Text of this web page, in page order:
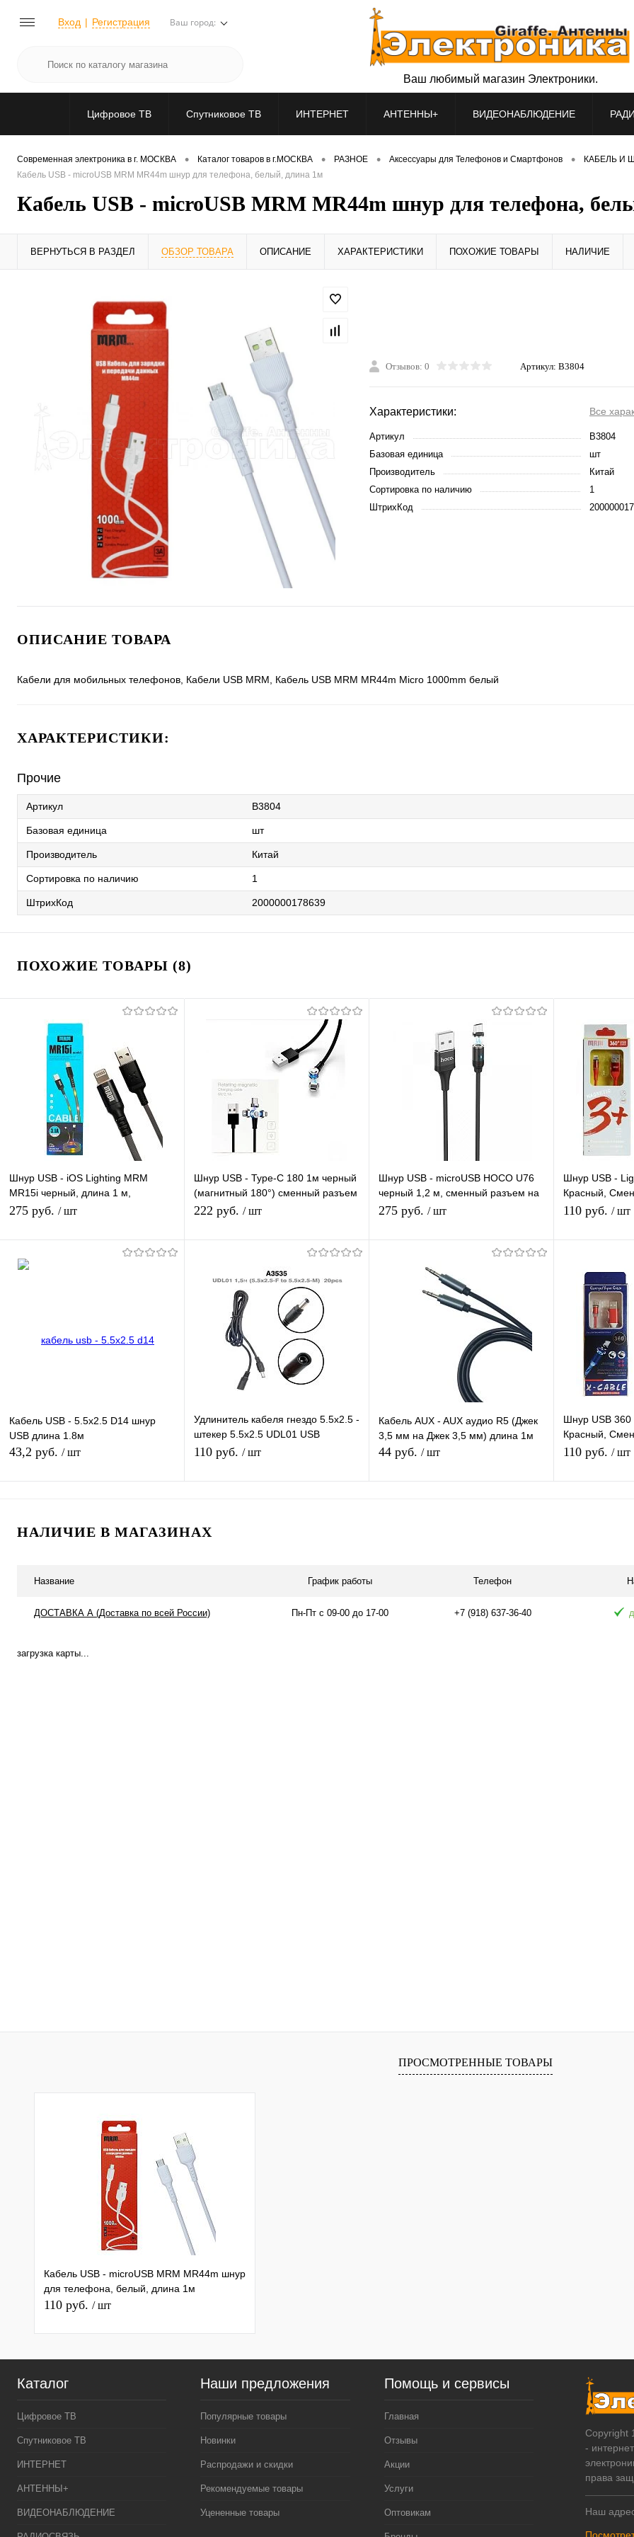
Вход Регистрация Ваш город:
Ваш любимый магазин Электроники.
Цифровое ТВ Спутниковое ТВ ИНТЕРНЕТ АНТЕННЫ+ ВИДЕОНАБЛЮДЕНИЕ
Современная электроника в г. МОСКВА • Каталог товаров в г.МОСКВА • РАЗНОЕ • Аксессуары для Телефонов и Смартфонов • КАБЕЛЬ И
Кабель USB - microUSB MRM MR44m шнур для телефона, белый, длина 1м
Кабель USB - microUSB MRM MR44m шнур для телефона,
ВЕРНУТЬСЯ В РАЗДЕЛ ОБЗОР ТОВАРА ОПИСАНИЕ ХАРАКТЕРИСТИКИ ПОХОЖИЕ ТОВАРЫ НАЛИЧИЕ
Отзывов: 0 Артикул: B3804
Характеристики: Все
Артикул
B3804
Базовая единица
шт
Производитель
Китай
Сортировка по наличию
1
ШтрихКод
ОПИСАНИЕ ТОВАРА
Кабели для мобильных телефонов, Кабели USB MRM, Кабель USB MRM MR44m Micro 1000mm белый
ХАРАКТЕРИСТИКИ:
Прочие
Артикул B3804
Базовая единица шт
Производитель Китай
Сортировка по наличию 1
ШтрихКод 2000000178639
ПОХОЖИЕ ТОВАРЫ (8)
Шнур USB - iOS Lighting MRM
MR15i черный, длина 1 м,
светящийся кабель LED
275 руб. / шт
Шнур USB - Type-C 180 1м черный
(магнитный 180°) сменный разъем
на магните, кабель
222 руб. / шт
Купить в 1 клик К сравнению
В избранное В наличии
Шнур USB - microUSB HOCO U76
черный 1,2 м, сменный разъем на
магните (2 А), нейлон
275 руб. / шт
Купить в 1 клик К сравнению
Под заказ
Шнур USB -
Красный,
магните 360
110 руб. / шт
Купить в 1
В избранное
Кабель USB - 5.5x2.5 D14 шнур
USB длина 1.8м
43,2 руб. / шт
Удлинитель кабеля гнездо 5.5x2.5 -
штекер 5.5x2.5 UDL01 USB
(5.5x2.5-F to 5.5x2.5-M) длина 1,5м
110 руб. / шт
Кабель AUX - AUX аудио R5 (Джек
3,5 мм на Джек 3,5 мм) длина 1м
44 руб. / шт
Шнур USB 360
Красный,
магните 360
110 руб. / шт
НАЛИЧИЕ В МАГАЗИНАХ
Название График работы Телефон
ДОСТАВКА А (Доставка по всей России) Пн-Пт с 09-00 до 17-00 +7 (918) 637-36-40
загрузка карты...
ПРОСМОТРЕННЫЕ ТОВАРЫ
Кабель USB - microUSB MRM MR44m шнур
для телефона, белый, длина 1м
110 руб. / шт
Каталог
Цифровое ТВ
Спутниковое ТВ
ИНТЕРНЕТ
АНТЕННЫ+
ВИДЕОНАБЛЮДЕНИЕ
Наши предложения
Популярные товары
Новинки
Распродажи и скидки
Рекомендуемые товары
Уцененные товары
Помощь и сервисы
Главная
Отзывы
Акции
Услуги
Оптовикам
Copyright
-
права
Наш